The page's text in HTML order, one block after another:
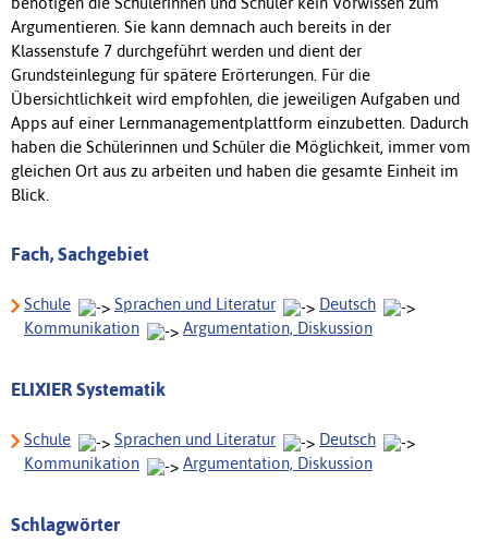
Argumentieren. Sie kann demnach auch bereits in der
Klassenstufe 7 durchgeführt werden und dient der
Grundsteinlegung für spätere Erörterungen. Für die
Übersichtlichkeit wird empfohlen, die jeweiligen Aufgaben und
Apps auf einer Lernmanagementplattform einzubetten. Dadurch
haben die Schülerinnen und Schüler die Möglichkeit, immer vom
gleichen Ort aus zu arbeiten und haben die gesamte Einheit im
Blick.
Fach, Sachgebiet
Schule Sprachen und Literatur
Deutsch
Kommunikation
Argumentation, Diskussion
ELIXIER Systematik
Schule Sprachen und Literatur
Deutsch
Kommunikation
Argumentation, Diskussion
Schlagwörter